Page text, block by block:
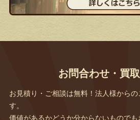
お問合わせ・買
お見積り・ご相談は無料！法人様から
す。
価値があるかどうか分からないものでも